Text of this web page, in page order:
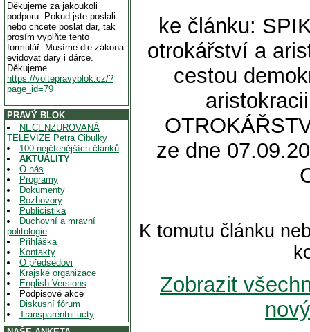
Děkujeme za jakoukoli
podporu. Pokud jste poslali
nebo chcete poslat dar, tak
prosím vyplňte tento
formulář. Musíme dle zákona
evidovat dary i dárce.
Děkujeme
https://voltepravyblok.cz/?
page_id=79
PRAVÝ BLOK
NECENZUROVANÁ
TELEVIZE Petra Cibulky
100 nejčtenějších článků
AKTUALITY
O nás
Programy
Dokumenty
Rozhovory
Publicistika
Duchovní a mravní
politologie
Přihláška
Kontakty
O předsedovi
Krajské organizace
English Versions
Podpisové akce
Diskusní fórum
Transparentni ucty
ke článku:
otrokářství a
cestou
ze dne
K tomutu článku
Zobrazit